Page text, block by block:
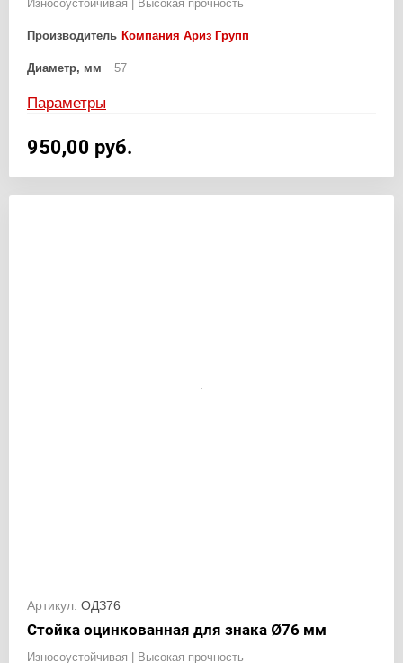
Износоустойчивая | Высокая прочность
Производитель Компания Ариз Групп
Диаметр, мм 57
Параметры
950,00 руб.
Артикул: ОДЗ76
Стойка оцинкованная для знака Ø76 мм
Износоустойчивая | Высокая прочность